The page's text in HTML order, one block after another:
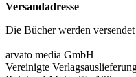
Versandadresse
Die Bücher werden
arvato media GmbH
Vereinigte